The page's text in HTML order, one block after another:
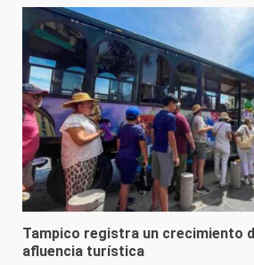
Tampico registra un crecimiento
afluencia turística